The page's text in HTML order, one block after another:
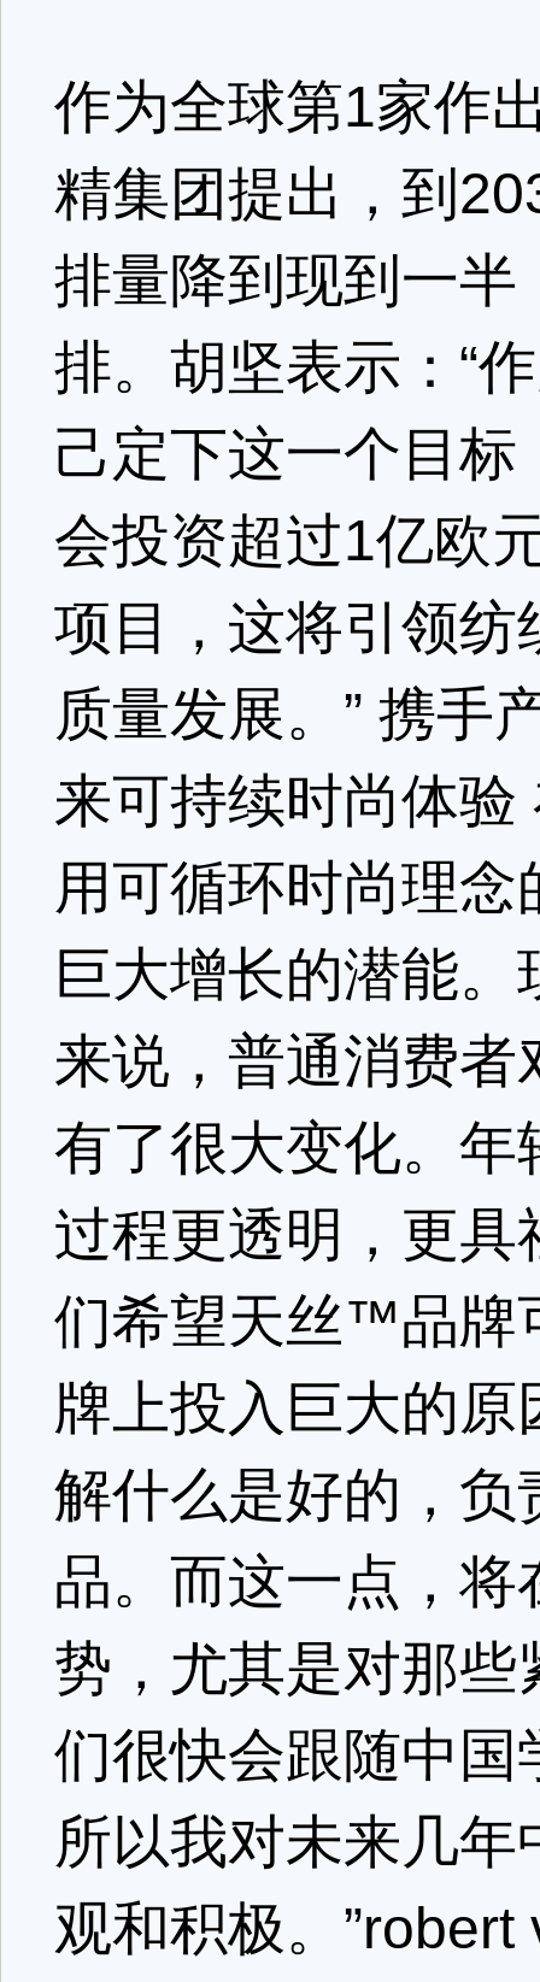
作为全球第1家作
精集团提出，到
排量降到现到一
排。胡坚表示：“
己定下这一个目
会投资超过1亿欧
项目，这将引领
质量发展。” 携手
来可持续时尚体
用可循环时尚理
巨大增长的潜能
来说，普通消费
有了很大变化。
过程更透明，更具
们希望天丝™品牌
牌上投入巨大的
解什么是好的，
品。而这一点，
势，尤其是对那
们很快会跟随中
所以我对未来几
观和积极。